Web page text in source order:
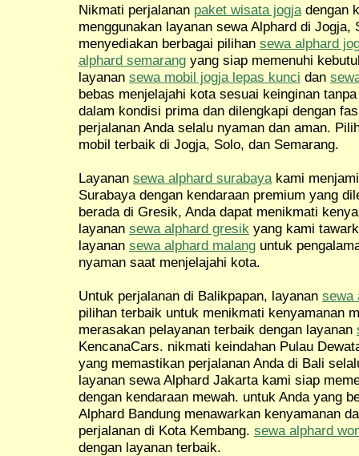
Nikmati perjalanan paket wisata jogja dengan
menggunakan layanan sewa Alphard di Jogja,
menyediakan berbagai pilihan sewa alphard
alphard semarang yang siap memenuhi
layanan sewa mobil jogja lepas kunci dan
bebas menjelajahi kota sesuai keinginan
dalam kondisi prima dan dilengkapi dengan
perjalanan Anda selalu nyaman dan aman.
mobil terbaik di Jogja, Solo, dan Semarang.
Layanan sewa alphard surabaya kami
Surabaya dengan kendaraan premium yang
berada di Gresik, Anda dapat menikmati
layanan sewa alphard gresik yang kami
layanan sewa alphard malang untuk
nyaman saat menjelajahi kota.
Untuk perjalanan di Balikpapan, layanan sewa
pilihan terbaik untuk menikmati kenyamanan
merasakan pelayanan terbaik dengan layanan
KencanaCars. nikmati keindahan Pulau
yang memastikan perjalanan Anda di Bali
layanan sewa Alphard Jakarta kami siap
dengan kendaraan mewah. untuk Anda yang
Alphard Bandung menawarkan kenyamanan
perjalanan di Kota Kembang. sewa alphard
dengan layanan terbaik.